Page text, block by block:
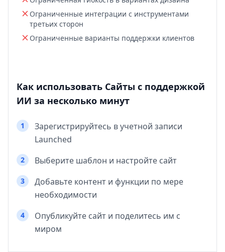
Ограниченные интеграции с инструментами
третьих сторон
Ограниченные варианты поддержки клиентов
Как использовать Сайты с поддержкой
ИИ за несколько минут
1
Зарегистрируйтесь в учетной записи
Launched
2 Выберите шаблон и настройте сайт
3
Добавьте контент и функции по мере
необходимости
4
Опубликуйте сайт и поделитесь им с
миром